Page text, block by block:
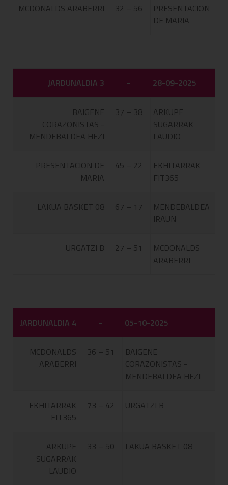
MCDONALDS ARABERRI 32 – 56
PRESENTACION
DE MARIA
JARDUNALDIA 3 - 28-09-2025
BAIGENE
CORAZONISTAS -
MENDEBALDEA HEZI
37 – 38
ARKUPE
SUGARRAK
LAUDIO
PRESENTACION DE
MARIA
45 – 22
EKHITARRAK
FIT365
LAKUA BASKET 08 67 – 17
MENDEBALDEA
IRAUN
URGATZI B 27 – 51
MCDONALDS
ARABERRI
JARDUNALDIA 4 - 05-10-2025
MCDONALDS
ARABERRI
36 – 51
BAIGENE
CORAZONISTAS -
MENDEBALDEA HEZI
EKHITARRAK
FIT365
73 – 42 URGATZI B
ARKUPE
SUGARRAK
LAUDIO
33 – 50 LAKUA BASKET 08